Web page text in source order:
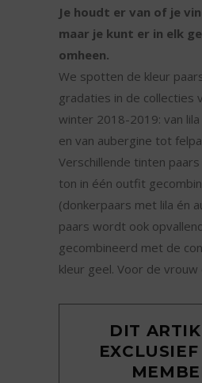
Je houdt er van of je
maar je kunt er in elk
omheen.
We spotten de kleur
gradaties in de collecties
winter 2018-2019: van
en van aubergine tot
Verschillende tinten
ton in één outfit
(donkerpaars met lila én
paars wordt ook
gecombineerd met de
kleur geel. Voor de vrouw
DIT